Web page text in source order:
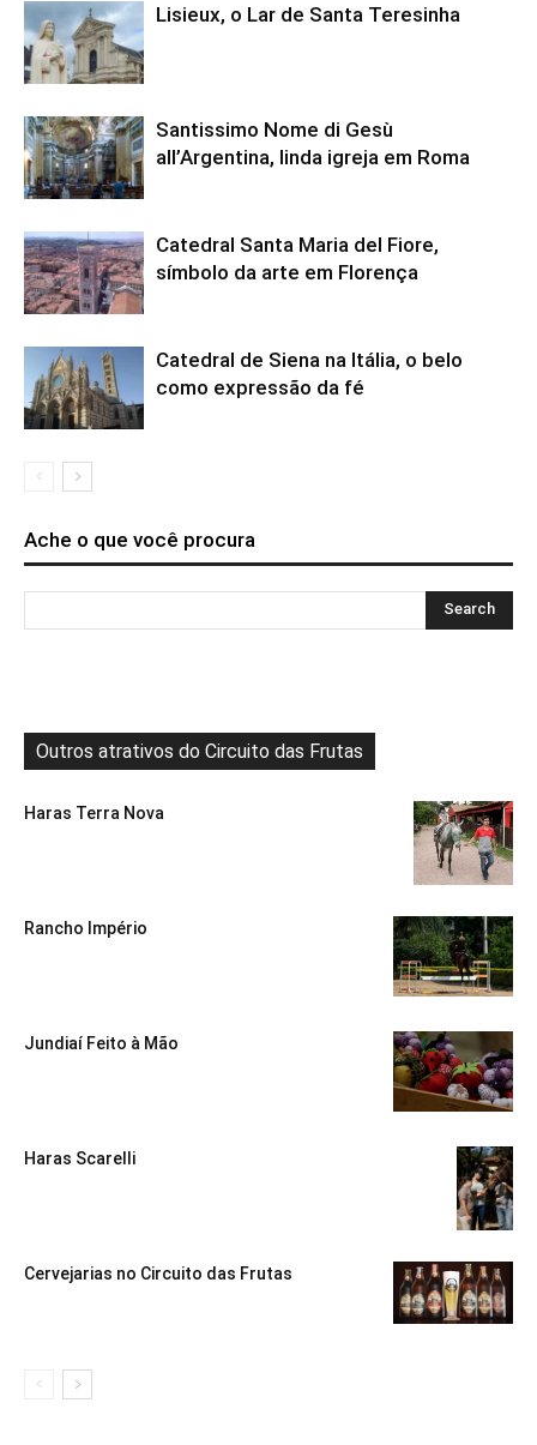
Lisieux, o Lar de Santa Teresinha
Santissimo Nome di Gesù
all’Argentina, linda igreja em Roma
Catedral Santa Maria del Fiore,
símbolo da arte em Florença
Catedral de Siena na Itália, o belo
como expressão da fé
Ache o que você procura
Outros atrativos do Circuito das Frutas
Haras Terra Nova
Rancho Império
Jundiaí Feito à Mão
Haras Scarelli
Cervejarias no Circuito das Frutas